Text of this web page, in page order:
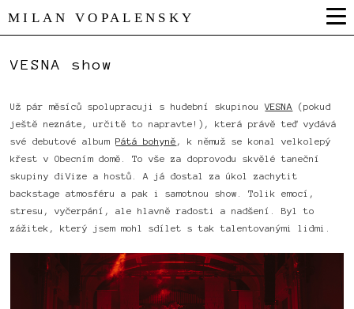
MILAN VOPALENSKY
VESNA show
Už pár měsíců spolupracuji s hudební skupinou VESNA
(pokud
ještě neznáte, určitě to napravte!), která právě teď vydává
své debutové albumPátá bohyně , k němuž se konal velkolepý
křest v Obecním domě. To vše za doprovodu skvělé taneční
skupiny diVize a hostů. A já dostal za úkol zachytit
backstage atmosféru a pak i samotnou show. Tolik emocí,
stresu, vyčerpání, ale hlavně radosti a nadšení. Byl to
zážitek, který jsem mohl sdílet s tak talentovanými lidmi.